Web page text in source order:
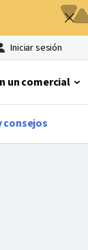
Iniciar sesión
un comercial
consejos